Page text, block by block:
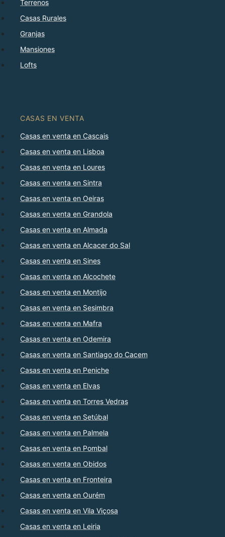
Terrenos
Casas Rurales
Granjas
Mansiones
Lofts
CASAS EN VENTA
Casas en venta en Cascais
Casas en venta en Lisboa
Casas en venta en Loures
Casas en venta en Sintra
Casas en venta en Oeiras
Casas en venta en Grandola
Casas en venta en Almada
Casas en venta en Alcacer do Sal
Casas en venta en Sines
Casas en venta en Alcochete
Casas en venta en Montijo
Casas en venta en Sesimbra
Casas en venta en Mafra
Casas en venta en Odemira
Casas en venta en Santiago do Cacem
Casas en venta en Peniche
Casas en venta en Elvas
Casas en venta en Torres Vedras
Casas en venta en Setúbal
Casas en venta en Palmela
Casas en venta en Pombal
Casas en venta en Obidos
Casas en venta en Fronteira
Casas en venta en Ourém
Casas en venta en Vila Viçosa
Casas en venta en Leiria